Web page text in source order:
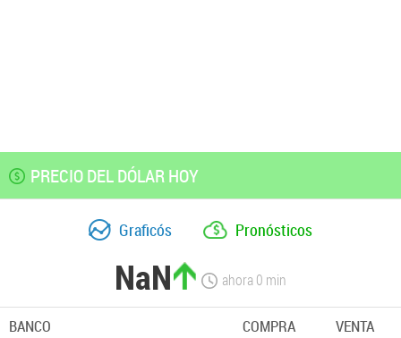
PRECIO DEL DÓLAR HOY
Graficós Pronósticos
NaN ahora0 min
BANCO COMPRA VENTA